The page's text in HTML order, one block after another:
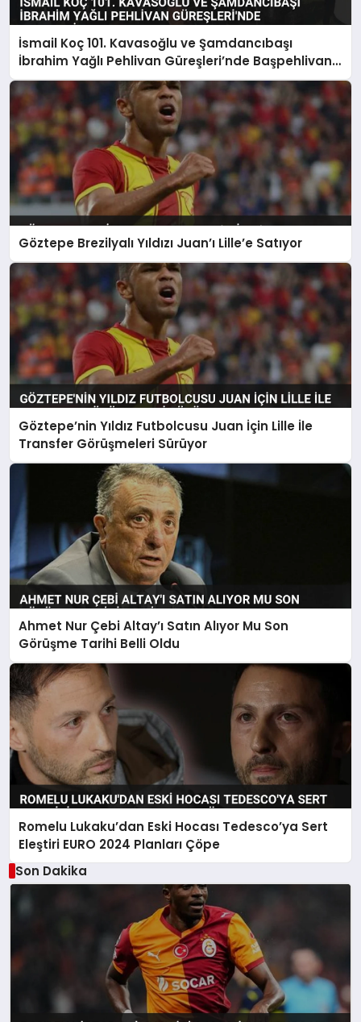
İsmail Koç 101. Kavasoğlu ve Şamdancıbaşı
İbrahim Yağlı Pehlivan Güreşleri’nde Başpehlivan
Oldu
Göztepe Brezilyalı Yıldızı Juan’ı Lille’e Satıyor
Göztepe’nin Yıldız Futbolcusu Juan İçin Lille İle
Transfer Görüşmeleri Sürüyor
Ahmet Nur Çebi Altay’ı Satın Alıyor Mu Son
Görüşme Tarihi Belli Oldu
Romelu Lukaku’dan Eski Hocası Tedesco’ya Sert
Eleştiri EURO 2024 Planları Çöpe
Son Dakika